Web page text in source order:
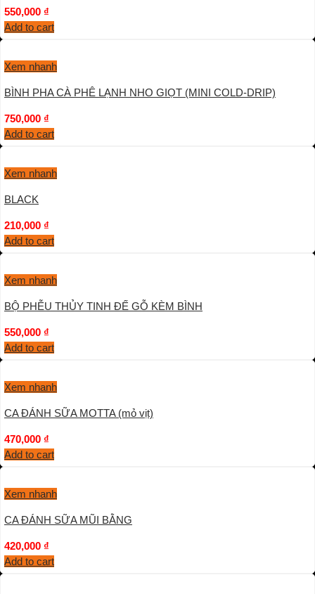
550,000 ₫
Add to cart
Xem nhanh
BÌNH PHA CÀ PHÊ LẠNH NHO GIỌT (MINI COLD-DRIP)
750,000 ₫
Add to cart
Xem nhanh
BLACK
210,000 ₫
Add to cart
Xem nhanh
BỘ PHỄU THỦY TINH ĐẾ GỖ KÈM BÌNH
550,000 ₫
Add to cart
Xem nhanh
CA ĐÁNH SỮA MOTTA (mỏ vịt)
470,000 ₫
Add to cart
Xem nhanh
CA ĐÁNH SỮA MŨI BẰNG
420,000 ₫
Add to cart